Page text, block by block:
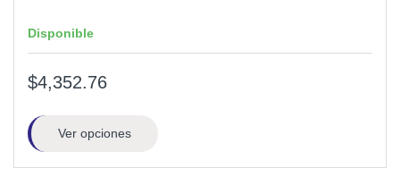
Disponible
$4,352.76
Ver opciones